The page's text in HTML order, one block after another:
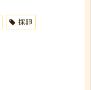
採卵